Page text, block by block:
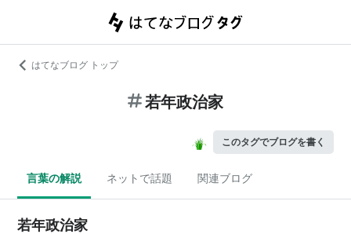
はてなブログ トップ
若年政治家
このタグでブログを書く
言葉の解説 ネットで話題 関連ブログ
若年政治家